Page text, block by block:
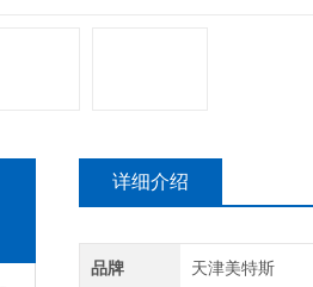
详细介绍
品牌 天津美特斯